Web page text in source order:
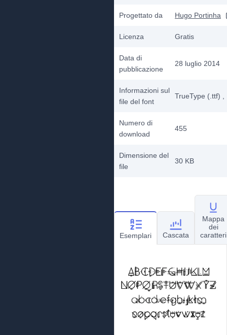
Progettato da Hugo Portinha
Licenza Gratis
Data di
pubblicazione
28 luglio 2014
Informazioni sul
file del font
TrueType (.ttf)
Numero di
download
455
Dimensione del
file
30 KB
Esemplari Cascata
Mappa
dei
caratteri